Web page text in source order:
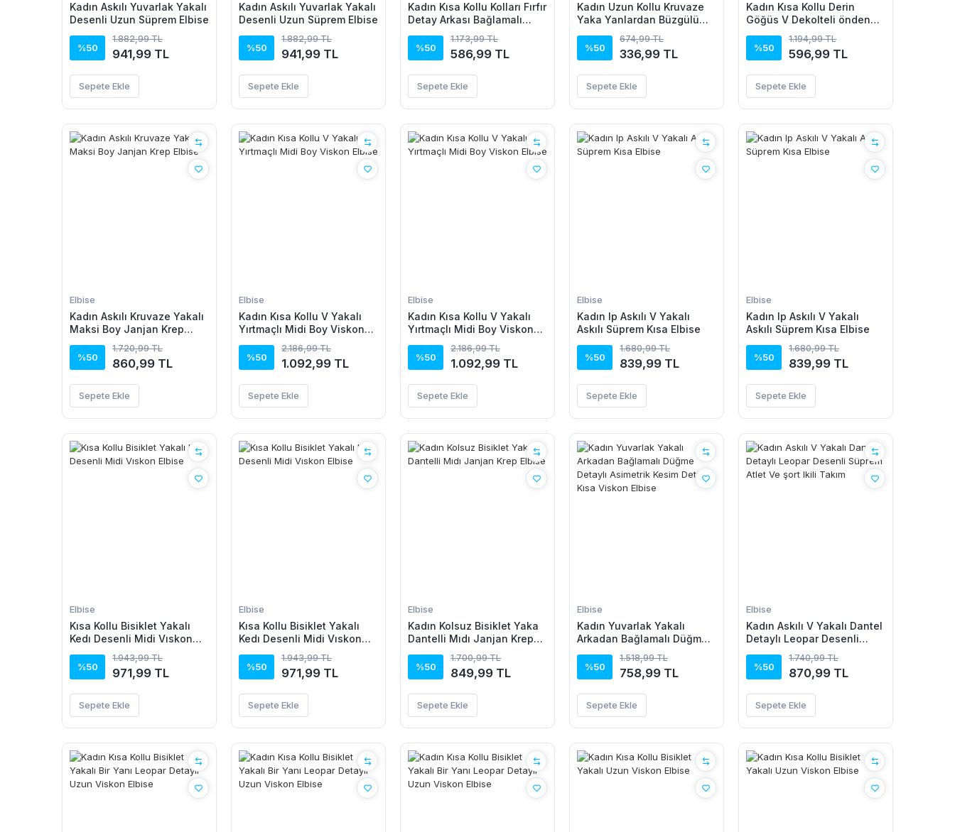
Kadın Askılı Yuvarlak Yakalı
Desenli Uzun Süprem Elbise
%50
1.882,99 TL
941,99 TL
Sepete Ekle
Kadın Askılı Yuvarlak Yakalı
Desenli Uzun Süprem Elbise
%50
1.882,99 TL
941,99 TL
Sepete Ekle
Kadın Kısa Kollu Kolları Fırfır
Detay Arkası Bağlamalı
Mikro Elbise
%50
1.173,99 TL
586,99 TL
Sepete Ekle
Kadın Uzun Kollu Kruvaze
Yaka Yanlardan Büzgülü
%50
674,99 TL
336,99 TL
Sepete Ekle
Kadın Kısa Kollu Derin
Göğüs V Dekolteli önden
Kısa Süprem Elbise
%50
1.194,99 TL
596,99 TL
Sepete Ekle
Elbise
Kadın Askılı Kruvaze Yakalı
Maksi Boy Janjan Krep
%50
1.720,99 TL
860,99 TL
Sepete Ekle
Elbise
Kadın Kısa Kollu V Yakalı
Yırtmaçlı Midi Boy Viskon
%50
2.186,99 TL
1.092,99 TL
Sepete Ekle
Elbise
Kadın Kısa Kollu V Yakalı
Yırtmaçlı Midi Boy Viskon
%50
2.186,99 TL
1.092,99 TL
Sepete Ekle
Elbise
Kadın Ip Askılı V Yakalı
Askılı Süprem Kısa Elbise
%50
1.680,99 TL
839,99 TL
Sepete Ekle
Elbise
Kadın Ip Askılı V Yakalı
Askılı Süprem Kısa Elbise
%50
1.680,99 TL
839,99 TL
Sepete Ekle
Elbise
Kısa Kollu Bisiklet Yakalı
Kedı Desenli Midi Vıskon
%50
1.943,99 TL
971,99 TL
Sepete Ekle
Elbise
Kısa Kollu Bisiklet Yakalı
Kedı Desenli Midi Vıskon
%50
1.943,99 TL
971,99 TL
Sepete Ekle
Elbise
Kadın Kolsuz Bisiklet Yaka
Dantelli Mıdı Janjan Krep
%50
1.700,99 TL
849,99 TL
Sepete Ekle
Elbise
Kadın Yuvarlak Yakalı
Arkadan Bağlamalı Düğme
Detaylı Kısa Viskon Elbise
%50
1.518,99 TL
758,99 TL
Sepete Ekle
Elbise
Kadın Askılı V Yakalı Dantel
Detaylı Leopar Desenli
Takım
%50
1.740,99 TL
870,99 TL
Sepete Ekle